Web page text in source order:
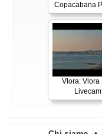
Copacabana
Vlora: Vlora
Livecam